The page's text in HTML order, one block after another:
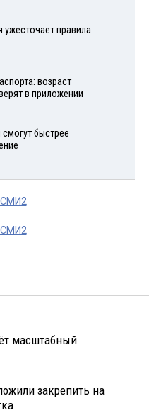
правила
возраст
в приложении
быстрее
масштабный
закрепить на